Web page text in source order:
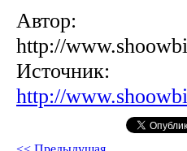
Автор:
http://
Источник:
http://